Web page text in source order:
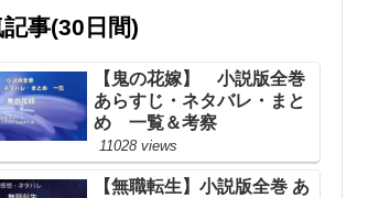
記事(30日間)
【鬼の花嫁】 小説版全巻
あらすじ・ネタバレ・まと
め 一覧＆考察
11028 views
【無職転生】小説版全巻 あ